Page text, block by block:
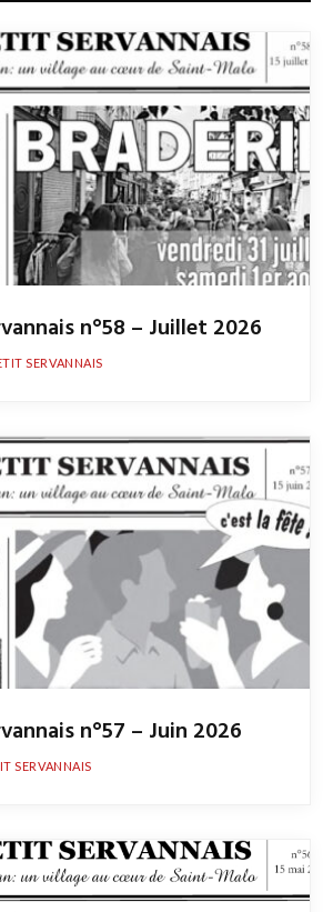
n°58 – Juillet 2026
SERVANNAIS
n°57 – Juin 2026
SERVANNAIS